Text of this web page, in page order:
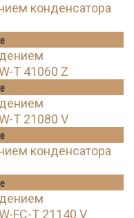
конденсатора
T 41060 Z
T 21080 V
конденсатора
FC-T 21140 V